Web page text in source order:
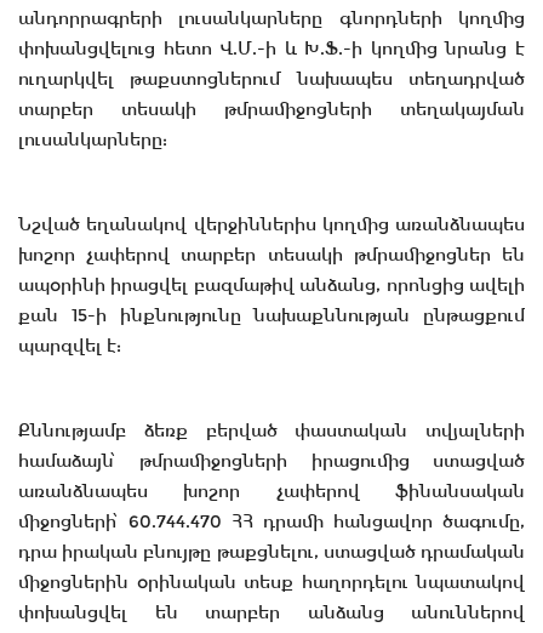
անդորրագրերի լուսանկարները գնորդների կողմից
փոխանցվելուց հետո Վ.Մ.-ի և Խ.Ֆ.-ի կողմից նրանց է
ուղարկվել թաքստոցներում նախապես տեղադրված
տարբեր տեսակի թմրամիջոցների տեղակայման
լուսանկարները:
Նշված եղանակով վերջիններիս կողմից առանձնապես
խոշոր չափերով տարբեր տեսակի թմրամիջոցներ են
ապօրինի իրացվել բազմաթիվ անձանց, որոնցից ավելի
քան 15-ի ինքնությունը նախաքննության ընթացքում
պարզվել է:
Քննությամբ ձեռք բերված փաստական տվյալների
համաձայն՝ թմրամիջոցների իրացումից ստացված
առանձնապես խոշոր չափերով ֆինանսական
միջոցների՝ 60.744.470 ՀՀ դրամի հանցավոր ծագումը,
դրա իրական բնույթը թաքցնելու, ստացված դրամական
միջոցներին օրինական տեսք հաղորդելու նպատակով
փոխանցվել են տարբեր անձանց անուններով